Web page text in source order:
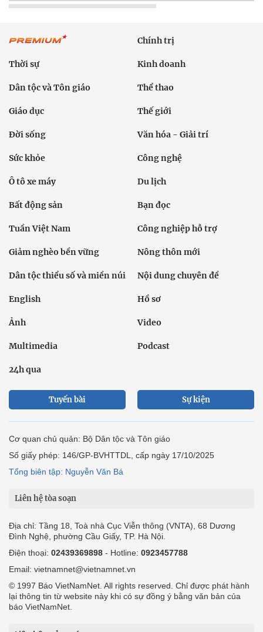
Chính trị
Thời sự Kinh doanh
Dân tộc và Tôn giáo Thể thao
Giáo dục Thế giới
Đời sống Văn hóa - Giải trí
Sức khỏe Công nghệ
Ô tô xe máy Du lịch
Bất động sản Bạn đọc
Tuần Việt Nam Công nghiệp hỗ trợ
Giảm nghèo bền vững Nông thôn mới
Dân tộc thiểu số và miền núi Nội dung chuyên đề
English Hồ sơ
Ảnh Video
Multimedia Podcast
24h qua
Tuyến bài Sự kiện
Cơ quan chủ quản: Bộ Dân tộc và Tôn giáo
Số giấy phép: 146/GP-BVHTTDL, cấp ngày 17/10/2025
Tổng biên tập: Nguyễn Văn Bá
Liên hệ tòa soạn
Địa chỉ: Tầng 18, Toà nhà Cục Viễn thông (VNTA), 68 Dương
Đình Nghệ, phường Cầu Giấy, TP. Hà Nội.
Điện thoại: 02439369898 - Hotline: 0923457788
Email: vietnamnet@vietnamnet.vn
© 1997 Báo VietNamNet. All rights reserved. Chỉ được phát hành
lại thông tin từ website này khi có sự đồng ý bằng văn bản của
báo VietNamNet.